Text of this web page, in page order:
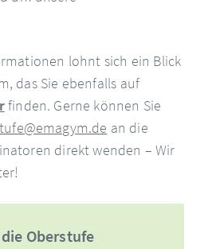
lohnt sich ein Blick
das Sie ebenfalls auf
finden. Gerne können Sie
an die
direkt wenden – Wir
Oberstufe